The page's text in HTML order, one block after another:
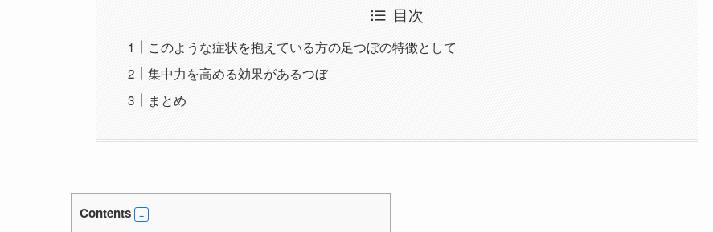
目次
このような症状を抱えている方の足つぼの特徴として
集中力を高める効果があるつぼ
まとめ
Contents